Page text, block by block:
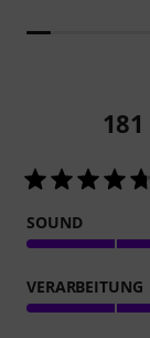
181
SOUND
VERARBEITUNG